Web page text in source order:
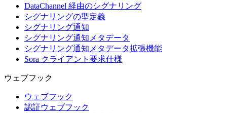
DataChannel 経由のシグナリング
シグナリングの型定義
シグナリング通知
シグナリング通知メタデータ
シグナリング通知メタデータ拡張機能
Sora クライアント要求仕様
ウェブフック
ウェブフック
認証ウェブフック